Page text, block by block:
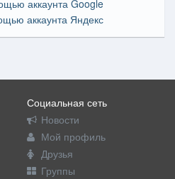
Социальная сеть
Новости
Мой профиль
Друзья
Группы